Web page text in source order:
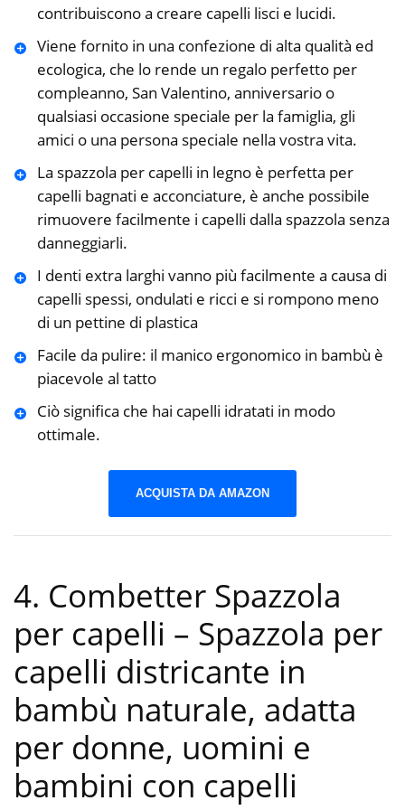
contribuiscono a creare capelli lisci e lucidi.
Viene fornito in una confezione di alta qualità ed
ecologica, che lo rende un regalo perfetto per
compleanno, San Valentino, anniversario o
qualsiasi occasione speciale per la famiglia, gli
amici o una persona speciale nella vostra vita.
La spazzola per capelli in legno è perfetta per
capelli bagnati e acconciature, è anche possibile
rimuovere facilmente i capelli dalla spazzola senza
danneggiarli.
I denti extra larghi vanno più facilmente a causa di
capelli spessi, ondulati e ricci e si rompono meno
di un pettine di plastica
Facile da pulire: il manico ergonomico in bambù è
piacevole al tatto
Ciò significa che hai capelli idratati in modo
ottimale.
ACQUISTA DA AMAZON
4. Combetter Spazzola
per capelli – Spazzola per
capelli districante in
bambù naturale, adatta
per donne, uomini e
bambini con capelli